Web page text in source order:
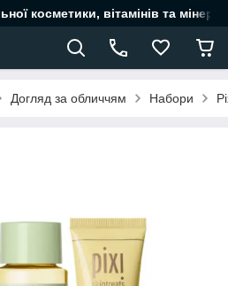
косметики, вітамінів та
Догляд за обличчям Набори